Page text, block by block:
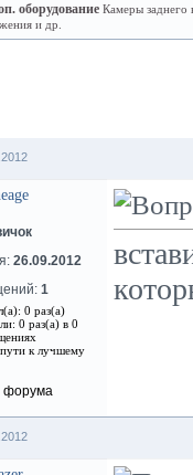
оборудование Камеры заднего
и др.
26.09.2012
1
0 раз(а)
0 раз(а) в 0